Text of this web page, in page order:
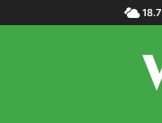
18.7